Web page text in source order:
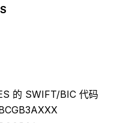
的 SWIFT/BIC 代码